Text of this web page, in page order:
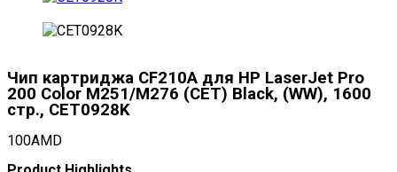
Чип картриджа CF210A для HP LaserJet Pro
200 Color M251/M276 (CET) Black, (WW), 1600
стр., CET0928K
100AMD